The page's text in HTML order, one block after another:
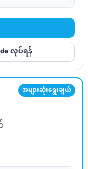
လုပ်ရန်
အများဆုံးရွေးချယ်